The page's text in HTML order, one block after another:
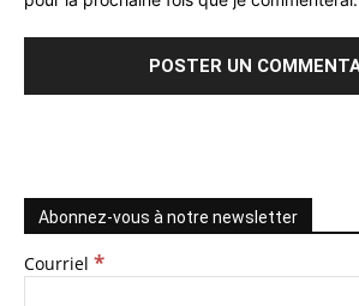
Abonnez-vous à notre newsletter
Courriel *